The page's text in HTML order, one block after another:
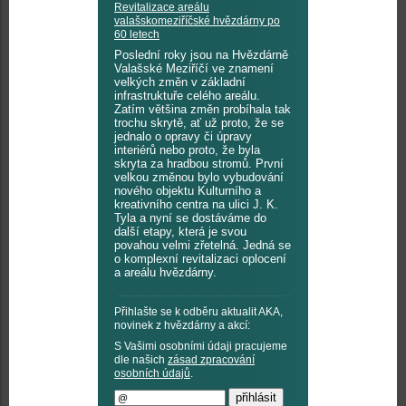
Revitalizace areálu
valašskomeziříčské hvězdárny po
60 letech
Poslední roky jsou na Hvězdárně
Valašské Meziříčí ve znamení
velkých změn v základní
infrastruktuře celého areálu.
Zatím většina změn probíhala tak
trochu skrytě, ať už proto, že se
jednalo o opravy či úpravy
interiérů nebo proto, že byla
skryta za hradbou stromů. První
velkou změnou bylo vybudování
nového objektu Kulturního a
kreativního centra na ulici J. K.
Tyla a nyní se dostáváme do
další etapy, která je svou
povahou velmi zřetelná. Jedná se
o komplexní revitalizaci oplocení
a areálu hvězdárny.
Přihlašte se k odběru aktualit AKA,
novinek z hvězdárny a akcí:
S Vašimi osobními údaji pracujeme
dle našich zásad zpracování
osobních údajů.